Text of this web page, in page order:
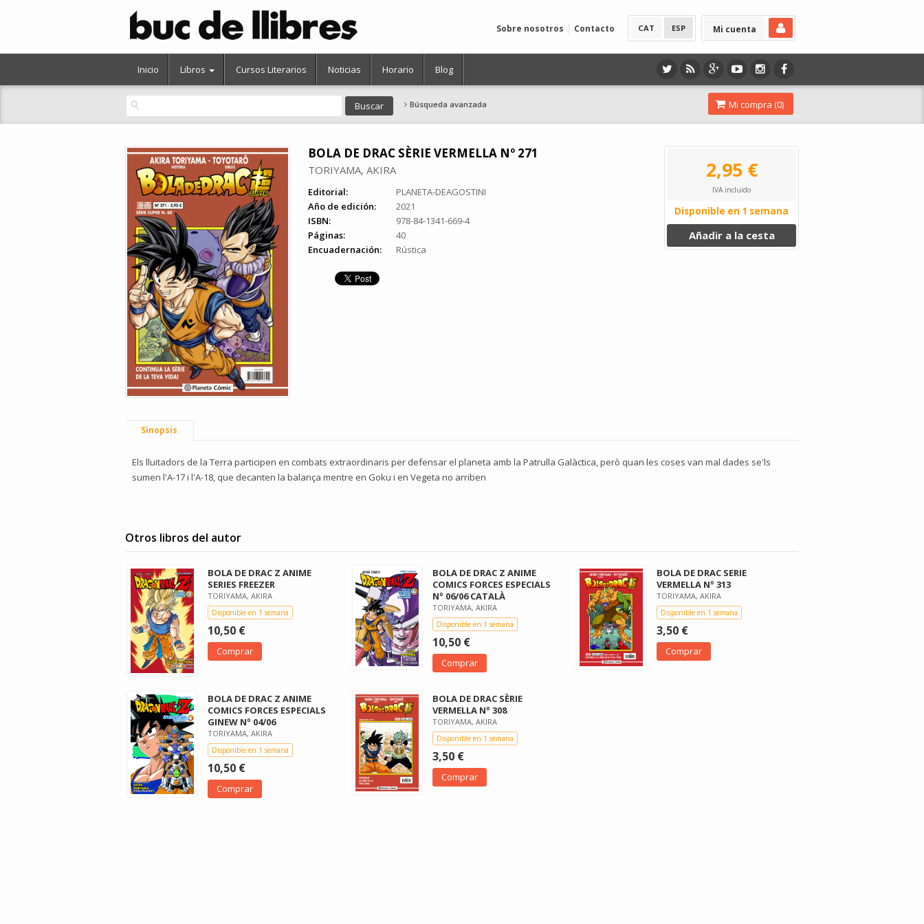
Mi cuenta
CAT ESP
Sobre nosotros Contacto
Inicio Libros Cursos Literarios Noticias Horario Blog
Búsqueda avanzada Mi compra (0)
BOLA DE DRAC SÈRIE VERMELLA Nº 271
TORIYAMA, AKIRA
Editorial:
PLANETA-DEAGOSTINI
Año de edición:
2021
ISBN:
978-84-1341-669-4
Páginas:
40
Encuadernación:
Rústica
2,95 €
IVA incluido
Disponible en 1 semana
Añadir a la cesta
Sinopsis
Els lluitadors de la Terra participen en combats extraordinaris per defensar el planeta amb la Patrulla Galàctica, però quan les coses van mal dades se'ls
sumen l'A-17 i l'A-18, que decanten la balança mentre en Goku i en Vegeta no arriben
Otros libros del autor
BOLA DE DRAC Z ANIME
SERIES FREEZER
TORIYAMA, AKIRA
Disponible en 1 semana
10,50 €
Comprar
BOLA DE DRAC Z ANIME
COMICS FORCES ESPECIALS
Nº 06/06 CATALÀ
TORIYAMA, AKIRA
Disponible en 1 semana
10,50 €
Comprar
BOLA DE DRAC SERIE
VERMELLA Nº 313
TORIYAMA, AKIRA
Disponible en 1 semana
3,50 €
Comprar
BOLA DE DRAC Z ANIME
COMICS FORCES ESPECIALS
GINEW Nº 04/06
TORIYAMA, AKIRA
Disponible en 1 semana
10,50 €
Comprar
BOLA DE DRAC SÈRIE
VERMELLA Nº 308
TORIYAMA, AKIRA
Disponible en 1 semana
3,50 €
Comprar